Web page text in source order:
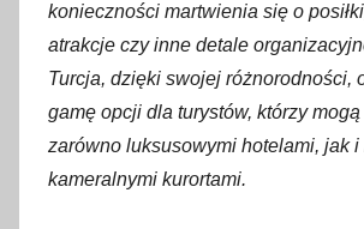
r
c
a
konieczności martwienia się o
atrakcje czy inne detale
Turcja, dzięki swojej różnorodności,
gamę opcji dla turystów, którzy
zarówno luksusowymi hotelami, jak
kameralnymi kurortami.